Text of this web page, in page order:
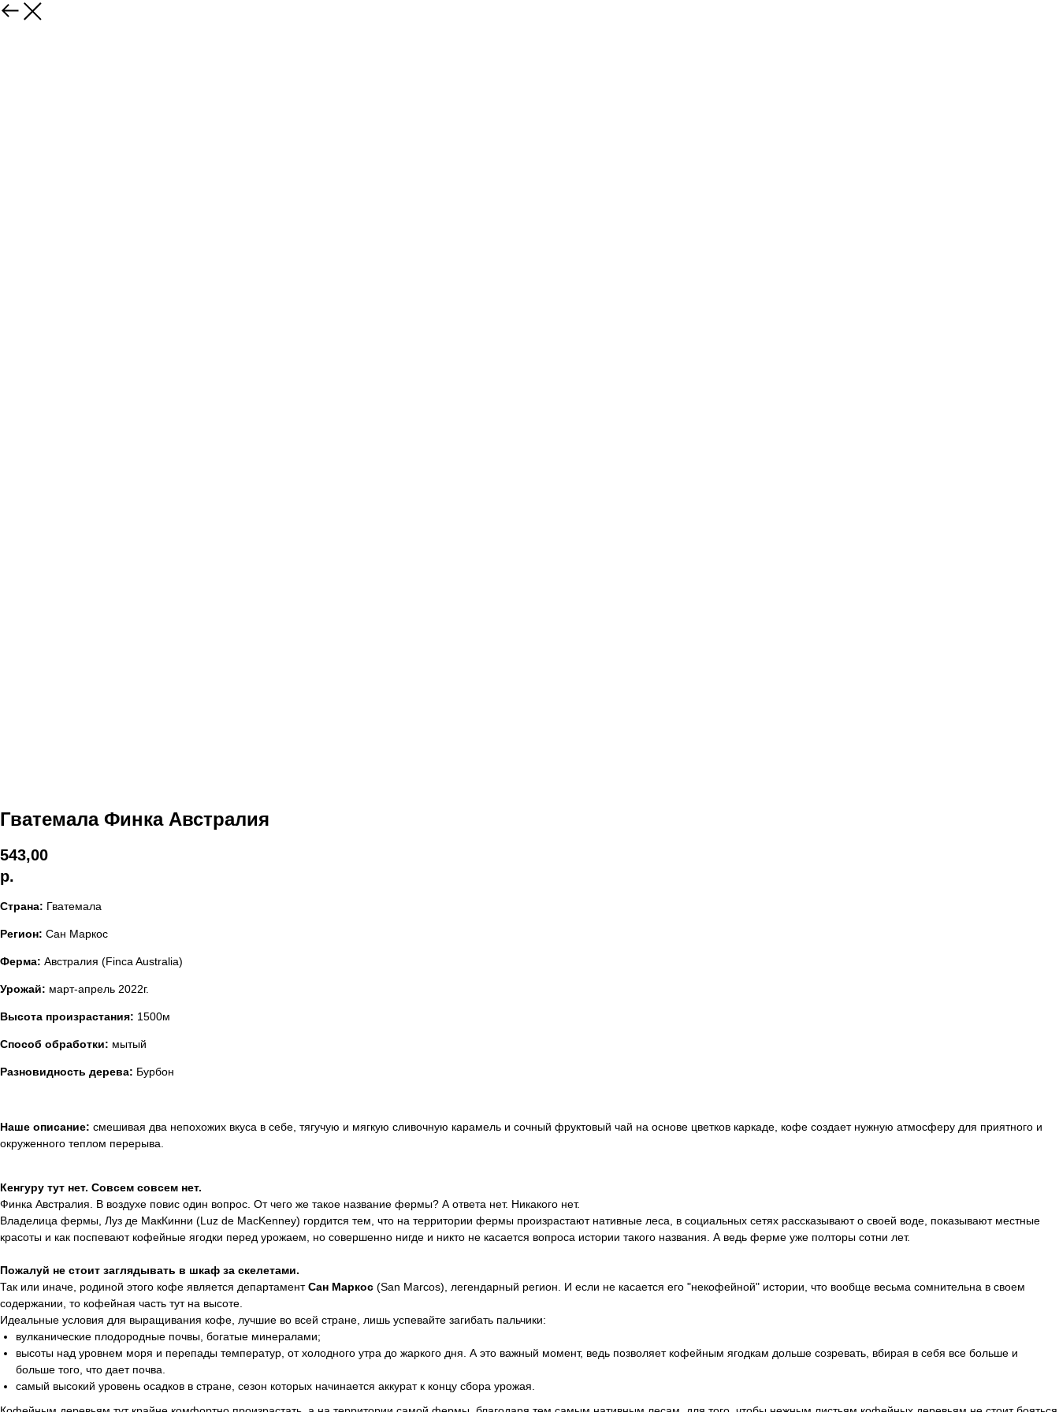
Гватемала Финка Австралия
543,00
р.
Страна: Гватемала
Регион: Сан Маркос
Ферма: Австралия (Finca Australia)
Урожай: март-апрель 2022г.
Высота произрастания: 1500м
Способ обработки: мытый
Разновидность дерева: Бурбон
Наше описание: смешивая два непохожих вкуса в себе, тягучую и мягкую сливочную карамель и сочный фруктовый чай на основе цветков каркаде, кофе создает нужную атмосферу для приятного и
окруженного теплом перерыва.
Кенгуру тут нет. Совсем совсем нет.
Финка Австралия. В воздухе повис один вопрос. От чего же такое название фермы? А ответа нет. Никакого нет.
Владелица фермы, Луз де МакКинни (Luz de MacKenney) гордится тем, что на территории фермы произрастают нативные леса, в социальных сетях рассказывают о своей воде, показывают местные
красоты и как поспевают кофейные ягодки перед урожаем, но совершенно нигде и никто не касается вопроса истории такого названия. А ведь ферме уже полторы сотни лет.
Пожалуй не стоит заглядывать в шкаф за скелетами.
Так или иначе, родиной этого кофе является департаментСан Маркос (San Marcos), легендарный регион. И если не касается его "некофейной" истории, что вообще весьма сомнительна в своем
содержании, то кофейная часть тут на высоте.
Идеальные условия для выращивания кофе, лучшие во всей стране, лишь успевайте загибать пальчики:
вулканические плодородные почвы, богатые минералами;
высоты над уровнем моря и перепады температур, от холодного утра до жаркого дня. А это важный момент, ведь позволяет кофейным ягодкам дольше созревать, вбирая в себя все больше и
больше того, что дает почва.
самый высокий уровень осадков в стране, сезон которых начинается аккурат к концу сбора урожая.